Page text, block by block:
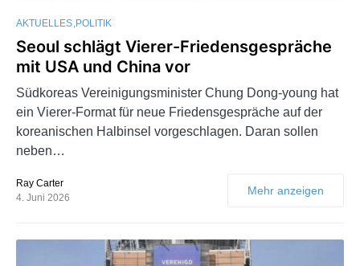
AKTUELLES POLITIK
Seoul schlägt Vierer-Friedensgespräche
mit USA und China vor
Südkoreas Vereinigungsminister Chung Dong-young hat
ein Vierer-Format für neue Friedensgespräche auf der
koreanischen Halbinsel vorgeschlagen. Daran sollen
neben…
Ray Carter
4. Juni 2026
Mehr anzeigen